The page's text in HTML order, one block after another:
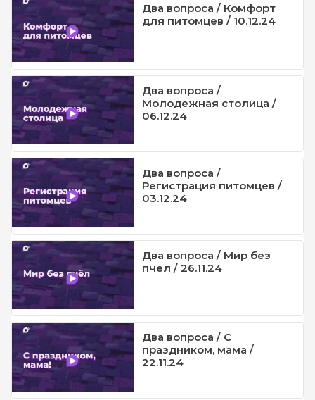
Два вопроса / Комфорт
для питомцев / 10.12.24
Два вопроса /
Молодежная столица /
06.12.24
Два вопроса /
Регистрация питомцев /
03.12.24
Два вопроса / Мир без
пчел / 26.11.24
Два вопроса / С
праздником, мама /
22.11.24